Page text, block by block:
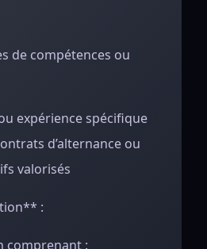
de compétences ou
expérience spécifique
d’alternance ou
valorisés
:
comprenant :